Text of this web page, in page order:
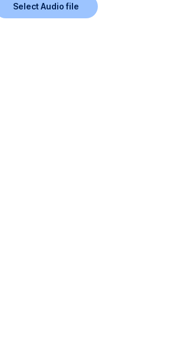
Select Audio file